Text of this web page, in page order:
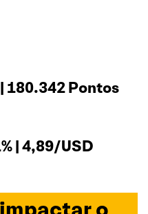
180.342 Pontos
| 4,89/USD